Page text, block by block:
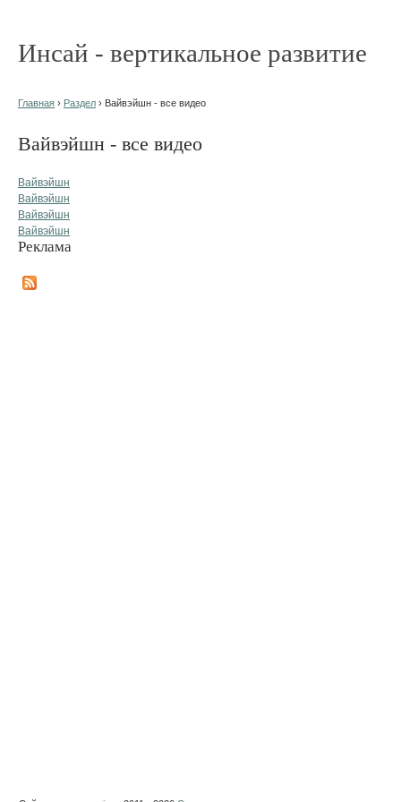
Инсай - вертикальное развитие
Главная › Раздел › Вайвэйшн - все видео
Вайвэйшн - все видео
Вайвэйшн
Вайвэйшн
Вайвэйшн
Вайвэйшн
Реклама